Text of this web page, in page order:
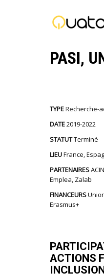
PASI,
TYPERecherche-
DATE2019-2022
STATUTTerminé
LIEUFrance,
PARTENAIRES
Emplea, Zalab
FINANCEURS
Erasmus+
ACTIONS
INCLUSION